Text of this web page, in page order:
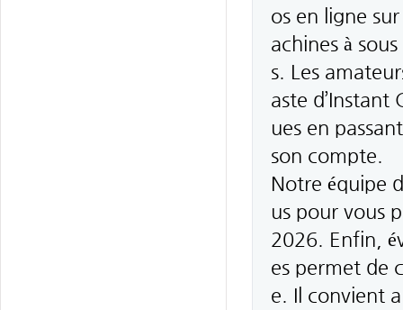
os en ligne
achines à
s. Les
aste d’Instant
ues en
son compte.
Notre équipe
us pour vous
2026. Enfin,
es permet de
e. Il convient